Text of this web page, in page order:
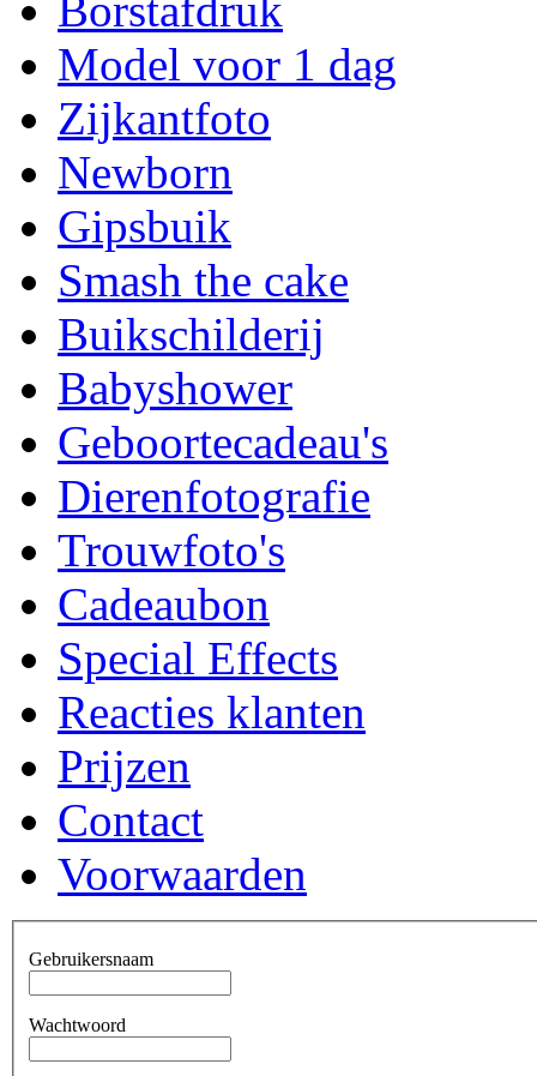
Model voor 1 dag
Zijkantfoto
Newborn
Gipsbuik
Smash the cake
Buikschilderij
Babyshower
Geboortecadeau's
Dierenfotografie
Trouwfoto's
Cadeaubon
Special Effects
Reacties klanten
Prijzen
Contact
Voorwaarden
Gebruikersnaam
Wachtwoord